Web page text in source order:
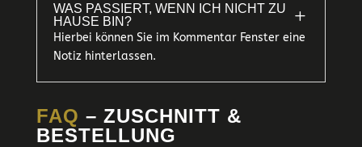
WAS PASSIERT, WENN ICH NICHT ZU
HAUSE BIN?
L
Hierbei können Sie im Kommentar Fenster eine
Notiz hinterlassen.
FAQ – ZUSCHNITT &
BESTELLUNG